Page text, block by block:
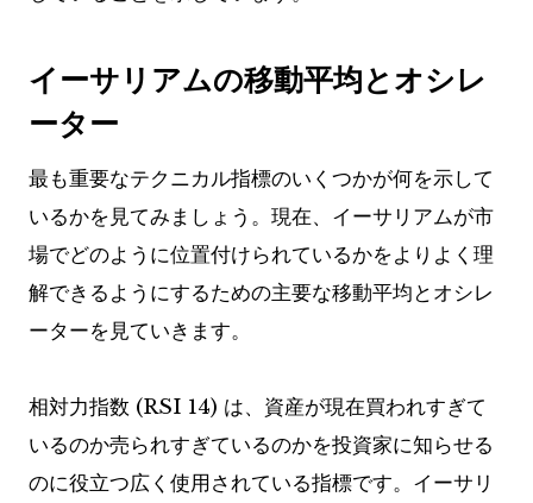
イーサリアムの移動平均とオシレ
ーター
最も重要なテクニカル指標のいくつかが何を示して
いるかを見てみましょう。現在、イーサリアムが市
場でどのように位置付けられているかをよりよく理
解できるようにするための主要な移動平均とオシレ
ーターを見ていきます。
相対力指数 (RSI 14) は、資産が現在買われすぎて
いるのか売られすぎているのかを投資家に知らせる
のに役立つ広く使用されている指標です。イーサリ